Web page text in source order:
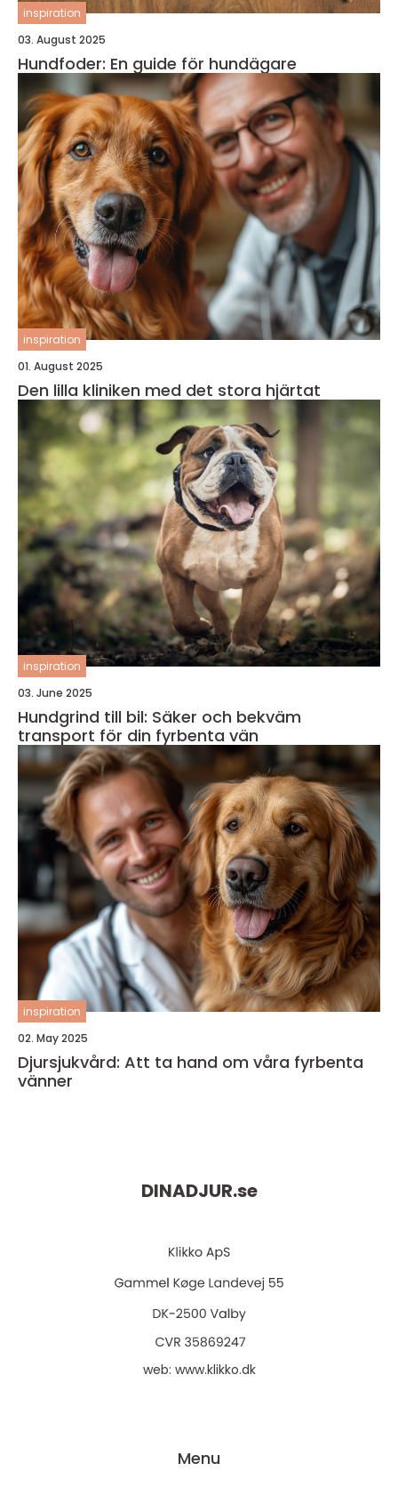
inspiration
03. August 2025
Hundfoder: En guide för hundägare
inspiration
01. August 2025
Den lilla kliniken med det stora hjärtat
inspiration
03. June 2025
Hundgrind till bil: Säker och bekväm
transport för din fyrbenta vän
inspiration
02. May 2025
Djursjukvård: Att ta hand om våra fyrbenta
vänner
DINADJUR.se
web: www.klikko.dk
Menu